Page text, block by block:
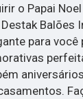
o Papai
Balões
para você